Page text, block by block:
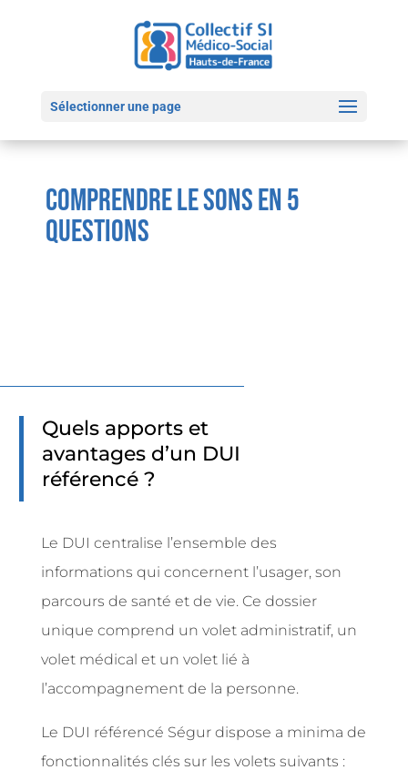
Sélectionner une page
Comprendre le SONS en5
questions
Quels apports et
avantages d’un DUI
référencé ?
Le DUI centralise l’ensemble des
informations qui concernent l’usager, son
parcours de santé et de vie. Ce dossier
unique comprend un volet administratif, un
volet médical et un volet lié à
l’accompagnement de la personne.
Le DUI référencé Ségur dispose a minima de
fonctionnalités clés sur les volets suivants :